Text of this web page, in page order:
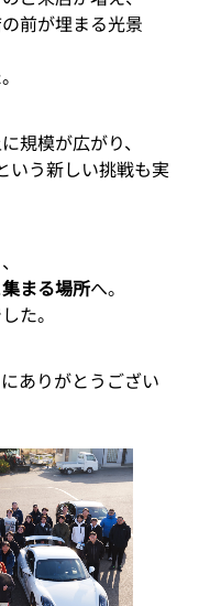
前が埋まる光景
規模が広がり、
いう新しい挑戦も実
まる場所へ。
た。
ありがとうござい